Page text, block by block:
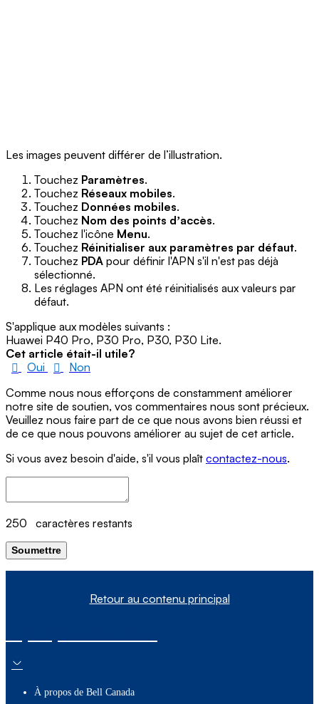
Les images peuvent différer de l’illustration.
Touchez Paramètres.
Touchez Réseaux mobiles.
Touchez Données mobiles.
Touchez Nom des points dʼaccès.
Touchez l'icône Menu.
Touchez Réinitialiser aux paramètres par défaut.
Touchez PDA pour définir l'APN s'il n'est pas déjà
sélectionné.
Les réglages APN ont été réinitialisés aux valeurs par
défaut.
S'applique aux modèles suivants :
Huawei P40 Pro, P30 Pro, P30, P30 Lite.
Cet article était-il utile?
Oui
Non
Comme nous nous efforçons de constamment améliorer
notre site de soutien, vos commentaires nous sont précieux.
Veuillez nous faire part de ce que nous avons bien réussi et
de ce que nous pouvons améliorer au sujet de cet article.
Si vous avez besoin d'aide, s'il vous plaît contactez-nous.
250 caractères restants
Soumettre
Retour au contenu principal
À propos de Bell Canada